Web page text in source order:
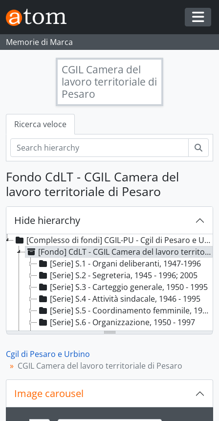
Skip to main content
Memorie di Marca
CGIL Camera del
lavoro territoriale di
Pesaro
Ricerca veloce
Fondo CdLT - CGIL Camera del
lavoro territoriale di Pesaro
Hide hierarchy
[Complesso di fondi] CGIL-PU - Cgil di Pesaro e Urbino, 1944-1997; 2001-2023 con docc. 1920; 1937
[Fondo] CdLT - CGIL Camera del lavoro territoriale di Pesaro, 1945 - 2021
[Serie] S.1 - Organi deliberanti, 1947-1996
[Serie] S.2 - Segreteria, 1945 - 1996; 2005
[Serie] S.3 - Carteggio generale, 1950 - 1995
[Serie] S.4 - Attività sindacale, 1946 - 1995
[Serie] S.5 - Coordinamento femminile, 1960 - 1992
[Serie] S.6 - Organizzazione, 1950 - 1997
[Serie] S.7 - Amministrazione e bilanci, 1955 - 1993
[Fondo] Facchini - Sindacato provinciale facchini - Pesaro, 1945 - 1975
[Fondo] Tabacchine - Sindacato provinciale tabacchine, 1946 - 1960
[Fondo] Federbraccianti - Federazione nazionale braccianti e salariati agricoli, 1947; 1962 - 1992
[Fondo] Filt - Federazione Italiana lavoratori trasporti, 1973-1997
[Fondo] Fils - Fils -Federazione italiana lavoratori dello spettacolo, 1947-1984
Cgil di Pesaro e Urbino
CGIL Camera del lavoro territoriale di Pesaro
Image carousel